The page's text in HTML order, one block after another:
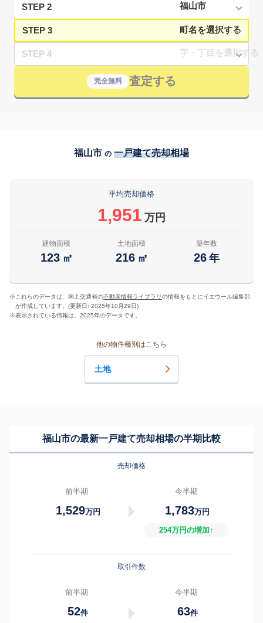
STEP 2
STEP 3
STEP 4
完全無料 査定する
福山市 の 一戸建て売却相場
平均売却価格
1,951 万円
建物面積
123 ㎡
土地面積
216 ㎡
築年数
26 年
※ これらのデータは、国土交通省の不動産情報ライブラリの情報をもとにイエウール編集部
が作成しています。(更新日: 2025年10月29日)
※表示されている情報は、2025年のデータです。
他の物件種別はこちら
土地
福山市の最新一戸建て売却相場の半期比較
売却価格
前半期
1,529万円
今半期
1,783万円
254万円の増加↑
取引件数
前半期
52件
今半期
63件